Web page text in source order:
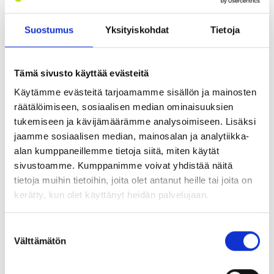
Suostumus Yksityiskohdat Tietoja
Tämä sivusto käyttää evästeitä
Käytämme evästeitä tarjoamamme sisällön ja mainosten
räätälöimiseen, sosiaalisen median ominaisuuksien
tukemiseen ja kävijämäärämme analysoimiseen. Lisäksi
jaamme sosiaalisen median, mainosalan ja analytiikka-
alan kumppaneillemme tietoja siitä, miten käytät
sivustoamme. Kumppanimme voivat yhdistää näitä
tietoja muihin tietoihin, joita olet antanut heille tai joita on
kerätty, kun olet käyttänyt heidän palvelujaan.
valinta
Välttämätön
Sähköpostiosoite*
Tallenna nimeni,
sähköpostiosoitteeni ja sivustoni
tähän selaimeen seuraavaa
kommentointikertaa varten.